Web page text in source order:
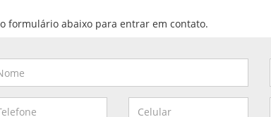
formulário abaixo para entrar em contato.